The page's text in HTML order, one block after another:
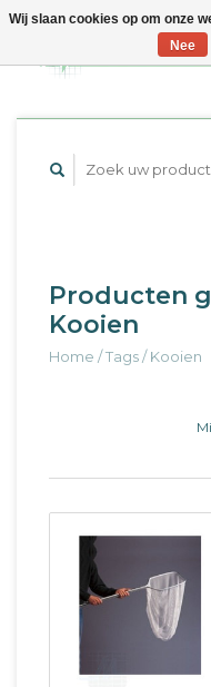
Producten
Kooien
Home /Tags/Kooien
Wij slaan cookies op om onze
Nee